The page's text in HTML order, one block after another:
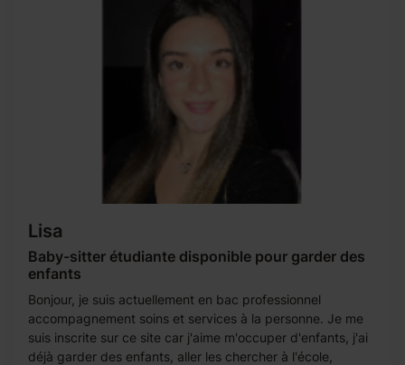
Lisa
Baby-sitter étudiante disponible pour garder des
enfants
Bonjour, je suis actuellement en bac professionnel
accompagnement soins et services à la personne. Je me
suis inscrite sur ce site car j'aime m'occuper d'enfants, j'ai
déjà garder des enfants, aller les chercher à l'école,